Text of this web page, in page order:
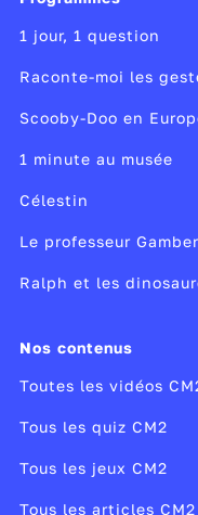
enseignements
1 jour, 1 question
Raconte-moi les
Scooby-Doo en
1 minute au musée
Célestin
Le professeur
Ralph et les
Nos contenus
Toutes les vidéos
Tous les quiz CM2
Tous les jeux CM2
Tous les articles CM2